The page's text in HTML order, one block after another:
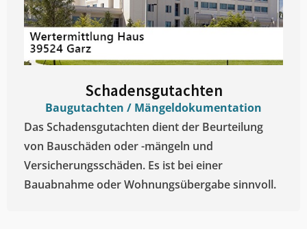
Schadensgutachten
Baugutachten / Mängeldokumentation
Das Schadensgutachten dient der Beurteilung
von Bauschäden oder -mängeln und
Versicherungsschäden. Es ist bei einer
Bauabnahme oder Wohnungsübergabe sinnvoll.